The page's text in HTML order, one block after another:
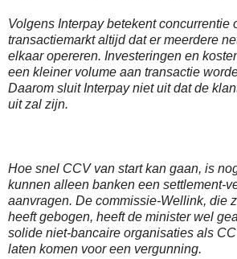
Volgens Interpay betekent concurrentie
transactiemarkt altijd dat er meerdere
elkaar opereren. Investeringen en
een kleiner volume aan transactie
Daarom sluit Interpay niet uit dat de
uit zal zijn.
Hoe snel CCV van start kan gaan, is
kunnen alleen banken een settlement-
aanvragen. De commissie-Wellink, die
heeft gebogen, heeft de minister wel
solide niet-bancaire organisaties als
laten komen voor een vergunning.